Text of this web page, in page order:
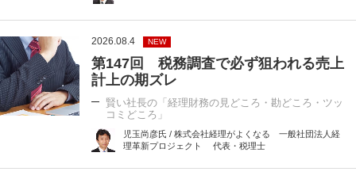
2026.08.4 NEW
第147回 税務調査で必ず狙われる売上
計上の期ズレ
賢い社長の「経理財務の見どころ・勘どころ・ツッ
コミどころ」
児玉尚彦氏 / 株式会社経理がよくなる 一般社団法人経
理革新プロジェクト 代表・税理士